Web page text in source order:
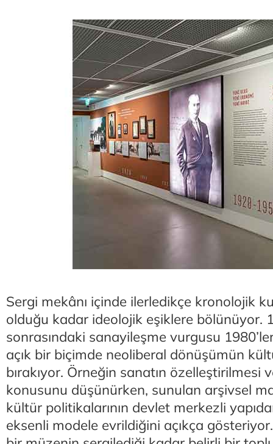
Sergi mekânı içinde ilerledikçe kronolojik
olduğu kadar ideolojik eşiklere bölünüyor.
sonrasındaki sanayileşme vurgusu
açık bir biçimde neoliberal dönüşümün
bırakıyor. Örneğin sanatın özelleştirilmesi
konusunu düşünürken, sunulan arşivsel
kültür politikalarının devlet merkezli
eksenli modele evrildiğini açıkça